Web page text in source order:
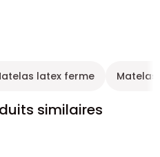
latex ferme
similaires